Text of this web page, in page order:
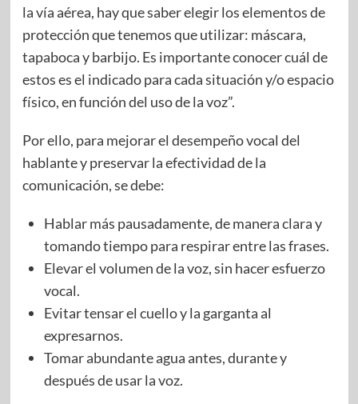
la vía aérea, hay que saber elegir los elementos de
protección que tenemos que utilizar: máscara,
tapaboca y barbijo. Es importante conocer cuál de
estos es el indicado para cada situación y/o espacio
físico, en función del uso de la voz”.
Por ello, para mejorar el desempeño vocal del
hablante y preservar la efectividad de la
comunicación, se debe:
Hablar más pausadamente, de manera clara y
tomando tiempo para respirar entre las frases.
Elevar el volumen de la voz, sin hacer esfuerzo
vocal.
Evitar tensar el cuello y la garganta al
expresarnos.
Tomar abundante agua antes, durante y
después de usar la voz.